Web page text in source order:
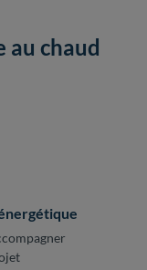
au chaud